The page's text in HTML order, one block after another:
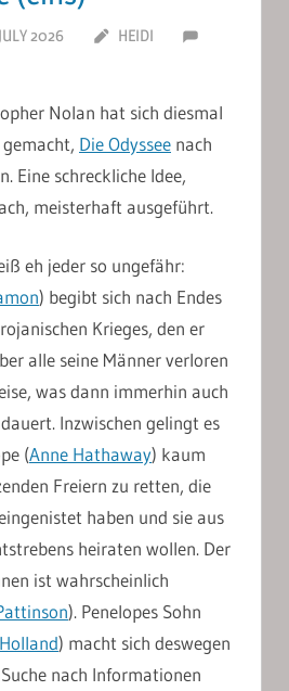
2026
HEIDI
Nolan hat sich diesmal
Die Odyssee nach
Eine schreckliche Idee,
meisterhaft ausgeführt.
eh jeder so ungefähr:
) begibt sich nach Endes
Krieges, den er
alle seine Männer verloren
was dann immerhin auch
Inzwischen gelingt es
(Anne Hathaway) kaum
Freiern zu retten, die
haben und sie aus
heiraten wollen. Der
ist wahrscheinlich
). Penelopes Sohn
) macht sich deswegen
nach Informationen